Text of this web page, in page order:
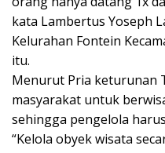
kata Lambertus Yoseph
Kelurahan Fontein
itu.
Menurut Pria keturunan
masyarakat untuk
sehingga pengelola
“Kelola obyek wisata